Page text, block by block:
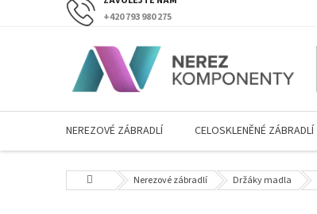
+420 793 980 275
NEREZOVÉ ZÁBRADLÍ CELOSKLENĚNÉ ZÁBRADLÍ
Domů Nerezové zábradlí Držáky madla